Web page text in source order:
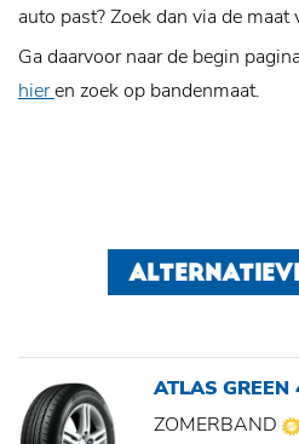
auto past? Zoek dan via de maat
Ga daarvoor naar de begin
hieren zoek op bandenmaat.
ATLAS GREEN
ZOMERBAND